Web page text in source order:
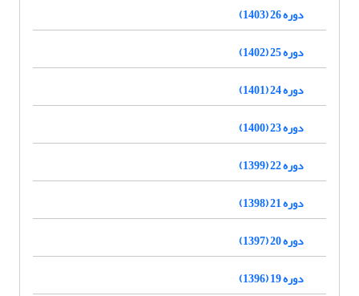
دوره 26 (1403)
دوره 25 (1402)
دوره 24 (1401)
دوره 23 (1400)
دوره 22 (1399)
دوره 21 (1398)
دوره 20 (1397)
دوره 19 (1396)